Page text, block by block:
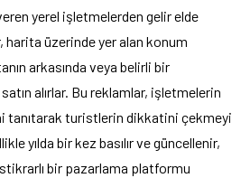
yerel işletmelerden gelir elde
harita üzerinde yer alan konum
arkasında veya belirli bir
alırlar. Bu reklamlar, işletmelerin
tanıtarak turistlerin dikkatini çekmeyi
yılda bir kez basılır ve güncellenir,
bir pazarlama platformu